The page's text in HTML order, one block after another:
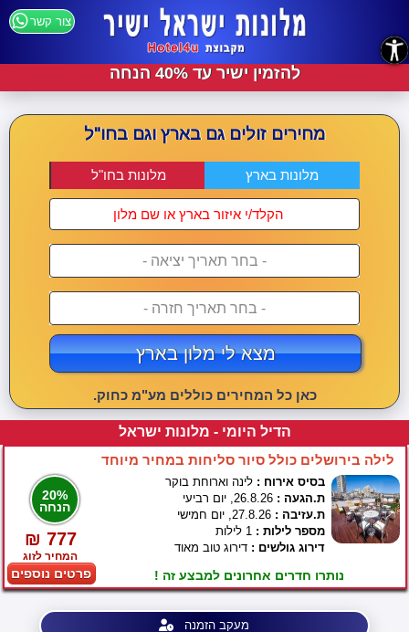
להזמין ישיר עד 40% הנחה
צור קשר
מחירים זולים גם בארץ וגם בחו"ל
מלונות בחו"ל מלונות בארץ
- בחר תאריך יציאה -
- בחר תאריך חזרה -
מצא לי מלון בארץ
כאן כל המחירים כוללים מע"מ כחוק.
הדיל היומי - מלונות ישראל
לילה בירושלים כולל סיור סליחות במחיר מיוחד
20%
הנחה
₪ 777
המחיר לזוג
פרטים נוספים
בסיס אירוח : לינה וארוחת בוקר
ת.הגעה : 26.8.26, יום רביעי
ת.עזיבה : 27.8.26, יום חמישי
מספר לילות : 1 לילות
דירוג גולשים : דירוג טוב מאוד
נותרו חדרים אחרונים למבצע זה !
מעקב הזמנה
נגישות